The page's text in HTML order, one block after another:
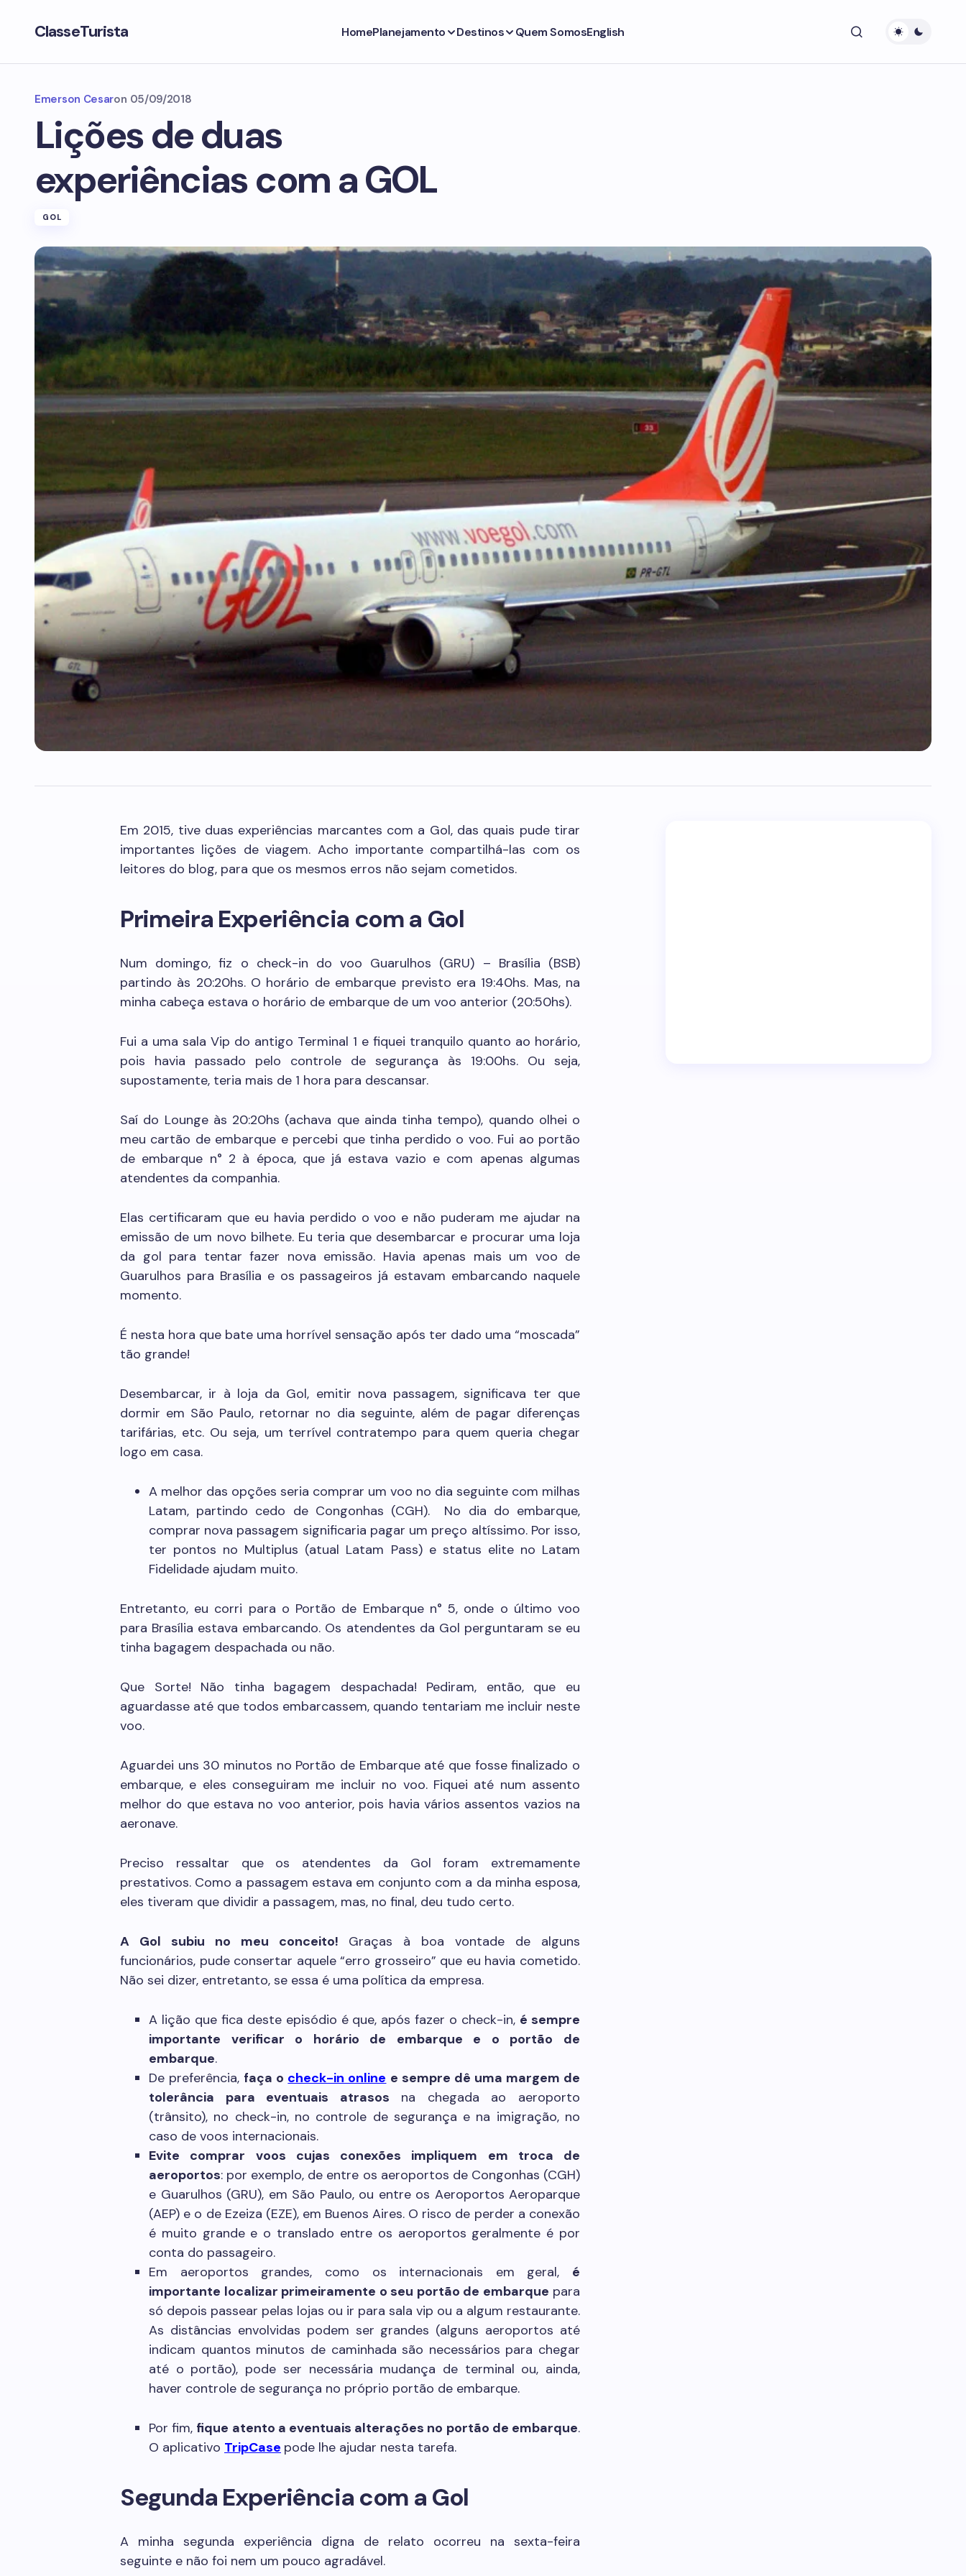
ClasseTurista HomePlanejamento Destinos Quem SomosEnglish
Emerson Cesaron 05/09/2018
Lições de duas
experiências com a GOL
GOL
Em 2015, tive duas experiências marcantes com a Gol, das quais pude tirar
importantes lições de viagem. Acho importante compartilhá-las com os
leitores do blog, para que os mesmos erros não sejam cometidos.
Primeira Experiência com a Gol
Num domingo, fiz o check-in do voo Guarulhos (GRU) – Brasília (BSB)
partindo às 20:20hs. O horário de embarque previsto era 19:40hs. Mas, na
minha cabeça estava o horário de embarque de um voo anterior (20:50hs).
Fui a uma sala Vip do antigo Terminal 1 e fiquei tranquilo quanto ao horário,
pois havia passado pelo controle de segurança às 19:00hs. Ou seja,
supostamente, teria mais de 1 hora para descansar.
Saí do Lounge às 20:20hs (achava que ainda tinha tempo), quando olhei o
meu cartão de embarque e percebi que tinha perdido o voo. Fui ao portão
de embarque n° 2 à época, que já estava vazio e com apenas algumas
atendentes da companhia.
Elas certificaram que eu havia perdido o voo e não puderam me ajudar na
emissão de um novo bilhete. Eu teria que desembarcar e procurar uma loja
da gol para tentar fazer nova emissão. Havia apenas mais um voo de
Guarulhos para Brasília e os passageiros já estavam embarcando naquele
momento.
É nesta hora que bate uma horrível sensação após ter dado uma “moscada”
tão grande!
Desembarcar, ir à loja da Gol, emitir nova passagem, significava ter que
dormir em São Paulo, retornar no dia seguinte, além de pagar diferenças
tarifárias, etc. Ou seja, um terrível contratempo para quem queria chegar
logo em casa.
A melhor das opções seria comprar um voo no dia seguinte com milhas
Latam, partindo cedo de Congonhas (CGH). No dia do embarque,
comprar nova passagem significaria pagar um preço altíssimo. Por isso,
ter pontos no Multiplus (atual Latam Pass) e status elite no Latam
Fidelidade ajudam muito.
Entretanto, eu corri para o Portão de Embarque n° 5, onde o último voo
para Brasília estava embarcando. Os atendentes da Gol perguntaram se eu
tinha bagagem despachada ou não.
Que Sorte! Não tinha bagagem despachada! Pediram, então, que eu
aguardasse até que todos embarcassem, quando tentariam me incluir neste
voo.
Aguardei uns 30 minutos no Portão de Embarque até que fosse finalizado o
embarque, e eles conseguiram me incluir no voo. Fiquei até num assento
melhor do que estava no voo anterior, pois havia vários assentos vazios na
aeronave.
Preciso ressaltar que os atendentes da Gol foram extremamente
prestativos. Como a passagem estava em conjunto com a da minha esposa,
eles tiveram que dividir a passagem, mas, no final, deu tudo certo.
A Gol subiu no meu conceito! Graças à boa vontade de alguns
funcionários, pude consertar aquele “erro grosseiro” que eu havia cometido.
Não sei dizer, entretanto, se essa é uma política da empresa.
A lição que fica deste episódio é que, após fazer o check-in, é sempre
importante verificar o horário de embarque e o portão de
embarque.
De preferência, faça o check-in online e sempre dê uma margem de
tolerância para eventuais atrasos na chegada ao aeroporto
(trânsito), no check-in, no controle de segurança e na imigração, no
caso de voos internacionais.
Evite comprar voos cujas conexões impliquem em troca de
aeroportos: por exemplo, de entre os aeroportos de Congonhas (CGH)
e Guarulhos (GRU), em São Paulo, ou entre os Aeroportos Aeroparque
(AEP) e o de Ezeiza (EZE), em Buenos Aires. O risco de perder a conexão
é muito grande e o translado entre os aeroportos geralmente é por
conta do passageiro.
Em aeroportos grandes, como os internacionais em geral, é
importante localizar primeiramente o seu portão de embarque para
só depois passear pelas lojas ou ir para sala vip ou a algum restaurante.
As distâncias envolvidas podem ser grandes (alguns aeroportos até
indicam quantos minutos de caminhada são necessários para chegar
até o portão), pode ser necessária mudança de terminal ou, ainda,
haver controle de segurança no próprio portão de embarque.
Por fim, fique atento a eventuais alterações no portão de embarque.
O aplicativo TripCase pode lhe ajudar nesta tarefa.
Segunda Experiência com a Gol
A minha segunda experiência digna de relato ocorreu na sexta-feira
seguinte e não foi nem um pouco agradável.